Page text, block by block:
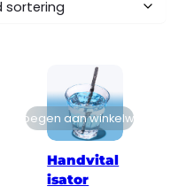
Toevoegen aan winkelwagen
Handvital
isator